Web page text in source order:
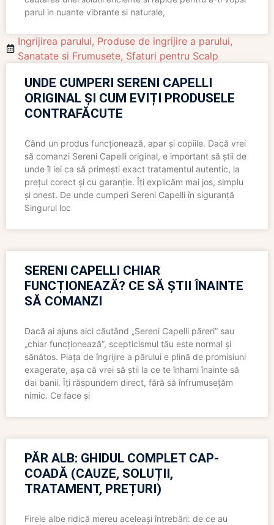
parul in nuante vibrante si naturale,
Ingrijirea parului, Produse de ingrijire a parului,
Sanatate si Frumusete, Sfaturi pentru Scalp
UNDE CUMPERI SERENI CAPELLI
ORIGINAL ȘI CUM EVIȚI PRODUSELE
CONTRAFĂCUTE
Când un produs funcționează, apar și copiile. Dacă vrei
să comanzi Sereni Capelli original, e important să știi de
unde îl iei ca să primești exact tratamentul autentic, la
prețul corect și cu garanție. Îți explicăm mai jos, simplu
și onest. De unde cumperi Sereni Capelli în siguranță
Singurul loc
SERENI CAPELLI CHIAR
FUNCȚIONEAZĂ? CE SĂ ȘTII ÎNAINTE
SĂ COMANZI
Dacă ai ajuns aici căutând „Sereni Capelli păreri” sau
„chiar funcționează”, scepticismul tău este normal și
sănătos. Piața de îngrijire a părului e plină de promisiuni
exagerate, așa că vrei să știi la ce te înhami înainte să
dai banii. Îți răspundem direct, fără să înfrumusețăm
nimic. Ce face și
PĂR ALB: GHIDUL COMPLET CAP-
COADĂ (CAUZE, SOLUȚII,
TRATAMENT, PREȚURI)
Firele albe ridică mereu aceleași întrebări: de ce au